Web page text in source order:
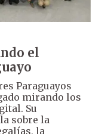
el
Paraguayos
mirando los
Su
sobre la
la